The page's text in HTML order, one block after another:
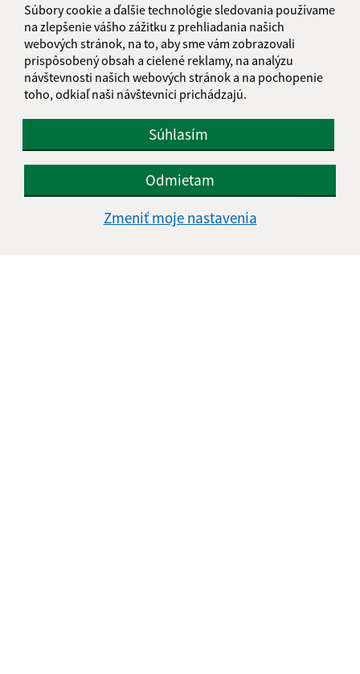
Súbory cookie a ďalšie technológie sledovania používame
na zlepšenie vášho zážitku z prehliadania našich
webových stránok, na to, aby sme vám zobrazovali
prispôsobený obsah a cielené reklamy, na analýzu
návštevnosti našich webových stránok a na pochopenie
toho, odkiaľ naši návštevníci prichádzajú.
Súhlasím
Odmietam
Zmeniť moje nastavenia
info@obecdrazovce.sk
+421 45 559 61 31
IČO: 00649295